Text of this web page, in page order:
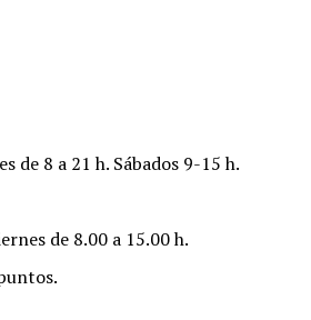
de 8 a 21 h. Sábados 9-15 h.
de 8.00 a 15.00 h.